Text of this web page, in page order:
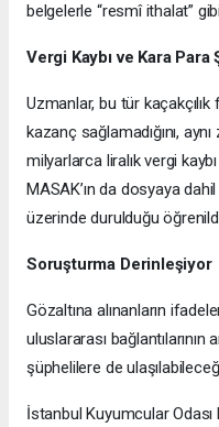
belgelerle “resmî ithalat”
Vergi Kaybı ve Kara Para
Uzmanlar, bu tür
kazanç sağlamadığını,
milyarlarca liralık vergi
MASAK’ın da dosyaya
üzerinde durulduğu
Soruşturma Derinleşiyor
Gözaltına alınanların
uluslararası bağlantılarının
şüphelilere de
İstanbul Kuyumcular Odası